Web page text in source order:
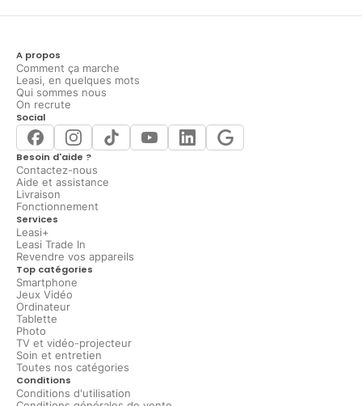
A propos
Comment ça marche
Leasi, en quelques mots
Qui sommes nous
On recrute
Social
Besoin d'aide ?
Contactez-nous
Aide et assistance
Livraison
Fonctionnement
Services
Leasi+
Leasi Trade In
Revendre vos appareils
Top catégories
Smartphone
Jeux Vidéo
Ordinateur
Tablette
Photo
TV et vidéo-projecteur
Soin et entretien
Toutes nos catégories
Conditions
Conditions d'utilisation